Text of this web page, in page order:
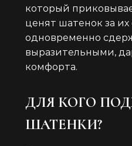
который
ценят шатенок за
одновременно
выразительными,
комфорта.
ДЛЯ КОГО
ШАТЕНКИ?